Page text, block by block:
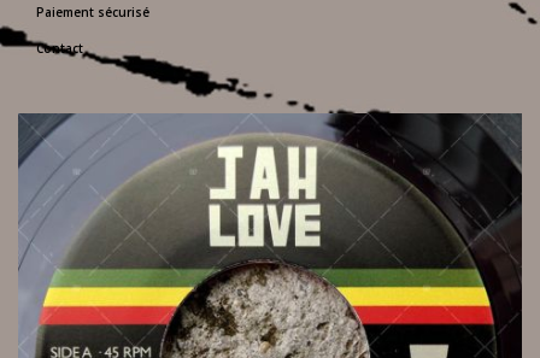
Paiement sécurisé
Contact